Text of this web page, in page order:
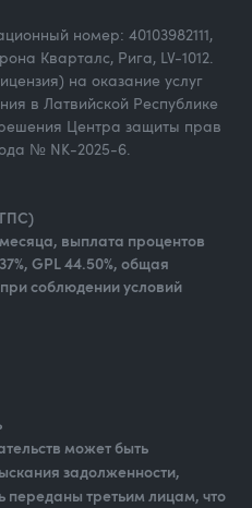
номер: 40103982111,
Кварталс, Рига, LV-1012.
на оказание услуг
в Латвийской Республике
Центра защиты прав
№ NK-2025-6.
выплата процентов
GPL 44.50%, общая
соблюдении условий
может быть
задолженности,
переданы третьим лицам, что